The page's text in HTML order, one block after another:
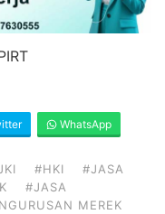
WhatsApp
#HKI
#JASA
#JASA
MEREK